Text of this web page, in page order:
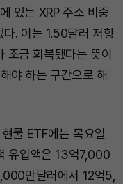
있는 XRP 주소 비중
. 이는 1.50달러 저항
조금 회복됐다는 뜻이
야 하는 구간으로 해
물 ETF에는 목요일
유입액은 13억7,000
만달러에서 12억5,